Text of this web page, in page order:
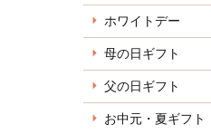
ホワイトデー
母の日ギフト
父の日ギフト
お中元・夏ギフト